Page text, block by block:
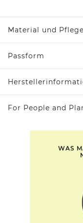
Material und Pflege
Passform
For People and
WAS